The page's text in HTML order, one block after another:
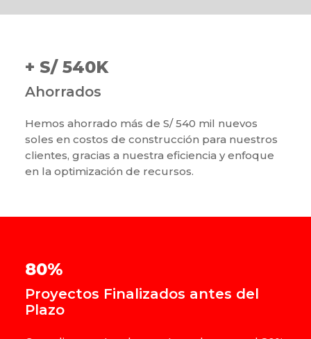
+ S/ 540K
Ahorrados
Hemos ahorrado más de S/ 540 mil nuevos
soles en costos de construcción para nuestros
clientes, gracias a nuestra eficiencia y enfoque
en la optimización de recursos.
80%
Proyectos Finalizados antes del
Plazo